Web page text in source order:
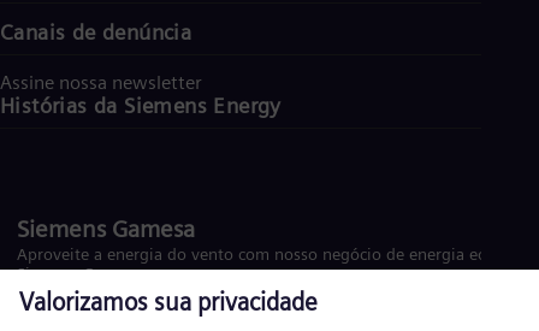
Canais de denúncia
Assine nossa newsletter
Histórias da Siemens Energy
Siemens Gamesa
Aproveite a energia do vento com nosso negócio de energia eólica
Siemens Gamesa.